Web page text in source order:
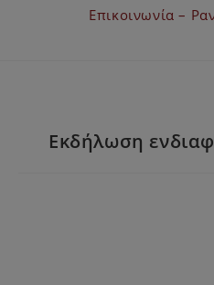
Επικοινωνία –
Εκδήλωση